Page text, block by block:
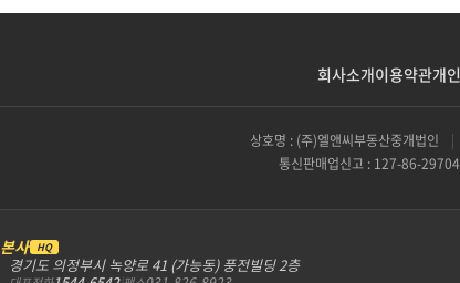
회사소개이용약관개
상호명 : (주)엘앤씨부동산중개법인 |
통신판매업신고 : 127-86-29704
본사 HQ
경기도 의정부시 녹양로 41 (가능동) 풍전빌딩 2층